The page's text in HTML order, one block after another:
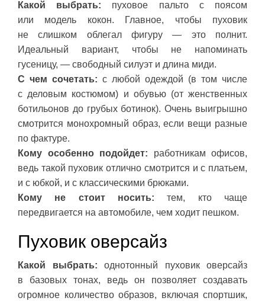
Какой выбрать: пуховое пальто с поясом
или модель кокон. Главное, чтобы пуховик
не слишком облегал фигуру — это полнит.
Идеальный вариант, чтобы не напоминать
гусеницу, — свободный силуэт и длина миди.
С чем сочетать: с любой одеждой (в том числе
с деловым костюмом) и обувью (от женственных
ботильонов до грубых ботинок). Очень выигрышно
смотрится монохромный образ, если вещи разные
по фактуре.
Кому особенно подойдет: работникам офисов,
ведь такой пуховик отлично смотрится и с платьем,
и с юбкой, и с классическими брюками.
Кому не стоит носить: тем, кто чаще
передвигается на автомобиле, чем ходит пешком.
Пуховик оверсайз
Какой выбрать: однотонный пуховик оверсайз
в базовых тонах, ведь он позволяет создавать
огромное количество образов, включая спортшик,